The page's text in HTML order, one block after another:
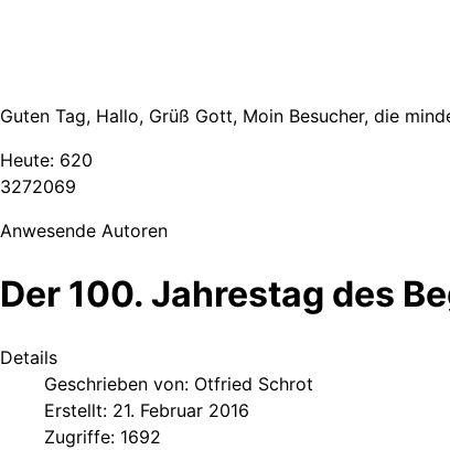
Guten Tag, Hallo, Grüß Gott, Moin Besucher, die
Heute: 620
3272069
Anwesende Autoren
Der 100. Jahrestag des
Details
Geschrieben von: Otfried Schrot
Erstellt: 21. Februar 2016
Zugriffe: 1692